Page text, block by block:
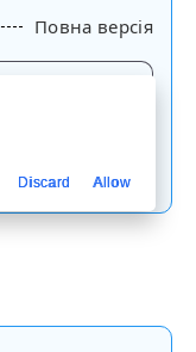
Повна версія
Discard Allow